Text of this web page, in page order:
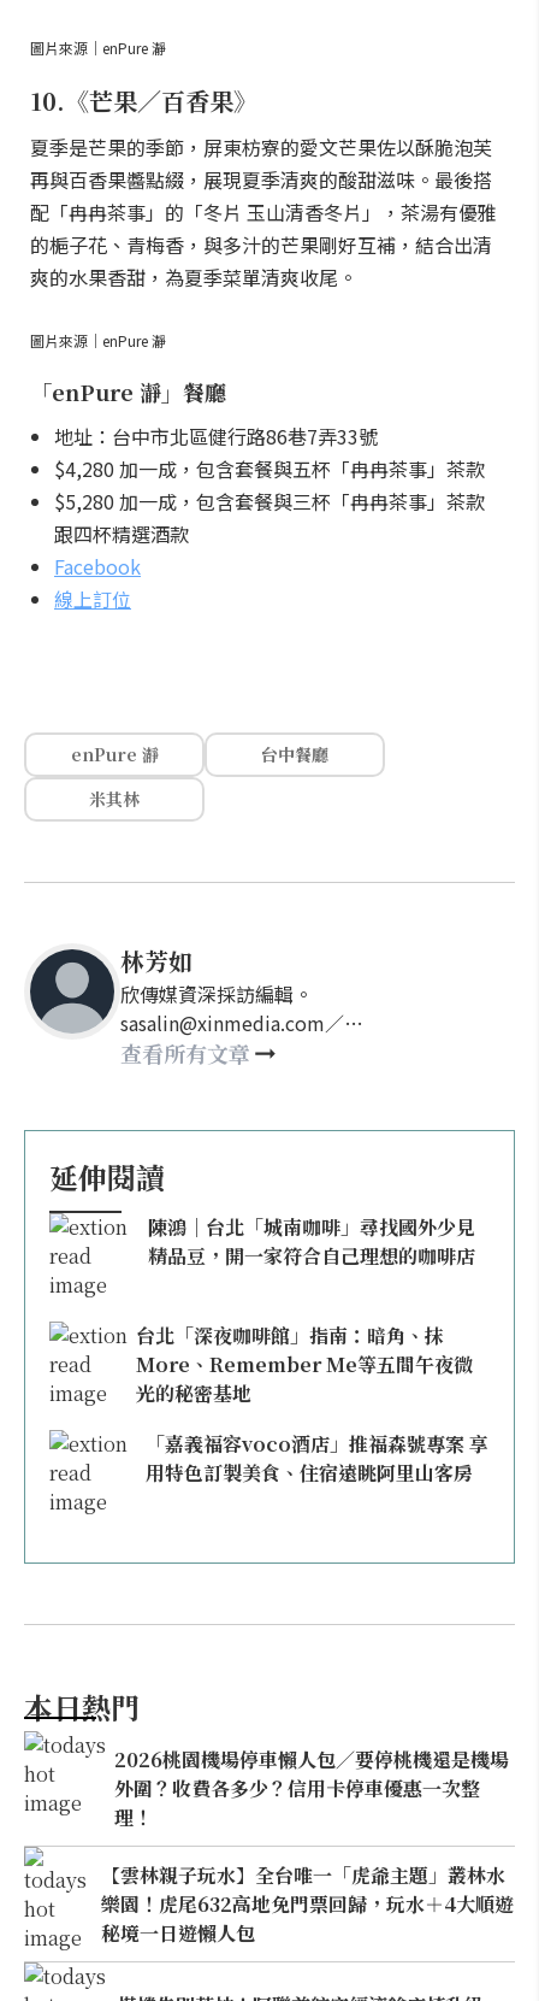
圖片來源｜enPure 瀞
10.《芒果／百香果》
夏季是芒果的季節，屏東枋寮的愛文芒果佐以酥脆泡芙
再與百香果醬點綴，展現夏季清爽的酸甜滋味。最後搭
配「冉冉茶事」的「冬片 玉山清香冬片」，茶湯有優雅
的梔子花、青梅香，與多汁的芒果剛好互補，結合出清
爽的水果香甜，為夏季菜單清爽收尾。
圖片來源｜enPure 瀞
「enPure 瀞」餐廳
地址：台中市北區健行路86巷7弄33號
$4,280 加一成，包含套餐與五杯「冉冉茶事」茶款
$5,280 加一成，包含套餐與三杯「冉冉茶事」茶款
跟四杯精選酒款
Facebook
線上訂位
enPure 瀞
台中餐廳
米其林
林芳如
欣傳媒資深採訪編輯。
sasalin@xinmedia.com／
happy21917@gmail.com
查看所有文章
延伸閱讀
陳鴻｜台北「城南咖啡」尋找國外少見
精品豆，開一家符合自己理想的咖啡店
台北「深夜咖啡館」指南：暗角、抹
More、Remember Me等五間午夜微
光的秘密基地
「嘉義福容voco酒店」推福森號專案 享
用特色訂製美食、住宿遠眺阿里山客房
本日熱門
2026桃園機場停車懶人包／要停桃機還是機場
外圍？收費各多少？信用卡停車優惠一次整
理！
【雲林親子玩水】全台唯一「虎爺主題」叢林水
樂園！虎尾632高地免門票回歸，玩水＋4大順遊
秘境一日遊懶人包